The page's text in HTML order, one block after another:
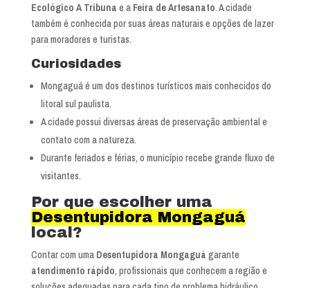
Ecológico A Tribuna e a Feira de Artesanato. A cidade
também é conhecida por suas áreas naturais e opções de lazer
para moradores e turistas.
Curiosidades
Mongaguá é um dos destinos turísticos mais conhecidos do
litoral sul paulista.
A cidade possui diversas áreas de preservação ambiental e
contato com a natureza.
Durante feriados e férias, o município recebe grande fluxo de
visitantes.
Por que escolher uma
Desentupidora Mongaguá
local?
Contar com uma Desentupidora Mongaguá garante
atendimento rápido, profissionais que conhecem a região e